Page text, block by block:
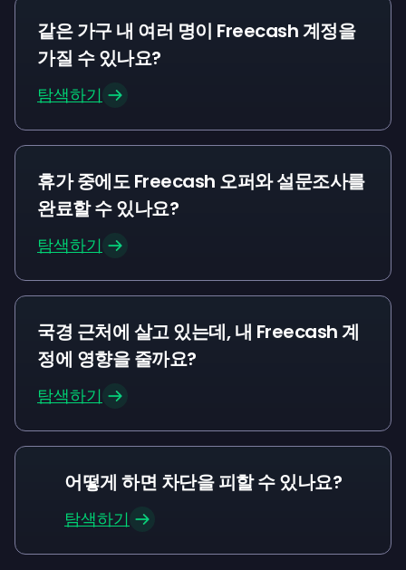
같은 가구 내 여러 명이 Freecash 계정을
가질 수 있나요?
탐색하기
휴가 중에도 Freecash 오퍼와 설문조사를
완료할 수 있나요?
탐색하기
국경 근처에 살고 있는데, 내 Freecash 계
정에 영향을 줄까요?
탐색하기
어떻게 하면 차단을 피할 수 있나요?
탐색하기